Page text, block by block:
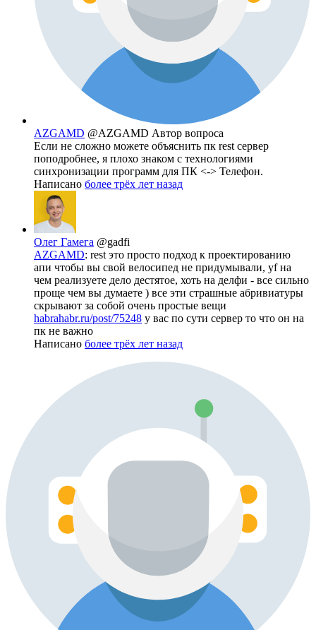
AZGAMD @AZGAMD Автор вопроса
Если не сложно можете объяснить пк rest сервер
поподробнее, я плохо знаком с технологиями
синхронизации программ для ПК <-> Телефон.
Написано более трёх лет назад
Олег Гамега @gadfi
AZGAMD: rest это просто подход к проектированию
апи чтобы вы свой велосипед не придумывали, yf на
чем реализуете дело дестятое, хоть на делфи - все сильно
проще чем вы думаете ) все эти страшные абривиатуры
скрывают за собой очень простые вещи
habrahabr.ru/post/75248 у вас по сути сервер то что он на
пк не важно
Написано более трёх лет назад